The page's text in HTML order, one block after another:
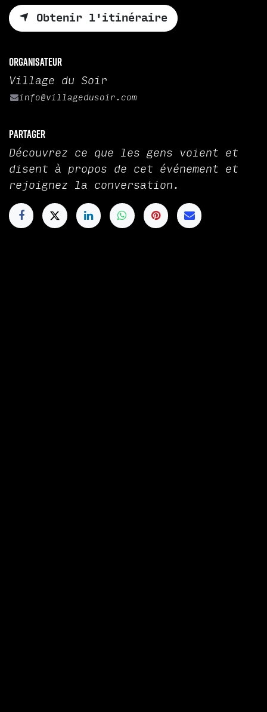
Obtenir l'itinéraire
Organisateur
Village du Soir
info@villagedusoir.com
Partager
Découvrez ce que les gens voient et
disent à propos de cet événement et
rejoignez la conversation.